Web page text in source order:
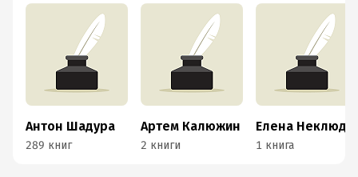
Антон Шадура
289 книг
Артем Калюжин
2 книги 1 книга